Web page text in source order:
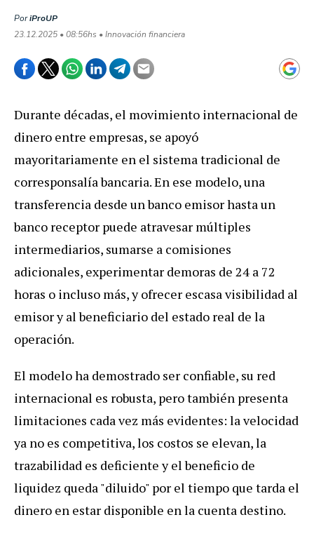
PoriProUP
23.12.2025 • 08:56hs • Innovación financiera
Durante décadas, el movimiento internacional de
dinero entre empresas, se apoyó
mayoritariamente en el sistema tradicional de
corresponsalía bancaria. En ese modelo, una
transferencia desde un banco emisor hasta un
banco receptor puede atravesar múltiples
intermediarios, sumarse a comisiones
adicionales, experimentar demoras de 24 a 72
horas o incluso más, y ofrecer escasa visibilidad al
emisor y al beneficiario del estado real de la
operación.
El modelo ha demostrado ser confiable, su red
internacional es robusta, pero también presenta
limitaciones cada vez más evidentes: la velocidad
ya no es competitiva, los costos se elevan, la
trazabilidad es deficiente y el beneficio de
liquidez queda "diluido" por el tiempo que tarda el
dinero en estar disponible en la cuenta destino.